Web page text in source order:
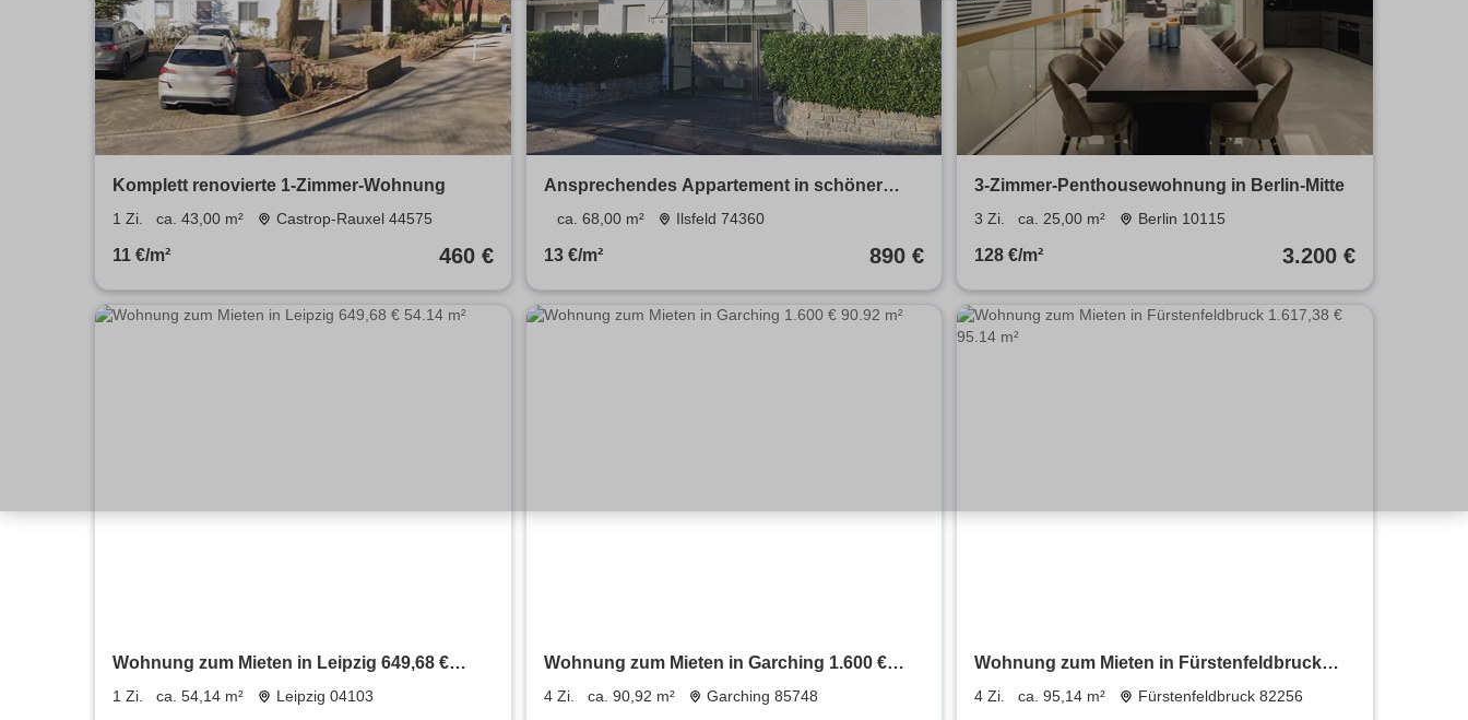
Komplett renovierte 1-Zimmer-Wohnung
1 Zi. ca. 43,00 m² Castrop-Rauxel 44575
11 €/m² 460 €
Ansprechendes Appartement in schöner
Wohnlage
ca. 68,00 m² Ilsfeld 74360
13 €/m² 890 €
3-Zimmer-Penthousewohnung in Berlin-Mitte
3 Zi. ca. 25,00 m² Berlin 10115
128 €/m² 3.200 €
Wohnung zum Mieten in Leipzig 649,68 €
54.14 m²
1 Zi. ca. 54,14 m² Leipzig 04103
Wohnung zum Mieten in Garching 1.600 €
90.92 m²
4 Zi. ca. 90,92 m² Garching 85748
Wohnung zum Mieten in Fürstenfeldbruck
1.617,38 € 95.14 m²
4 Zi. ca. 95,14 m² Fürstenfeldbruck 82256